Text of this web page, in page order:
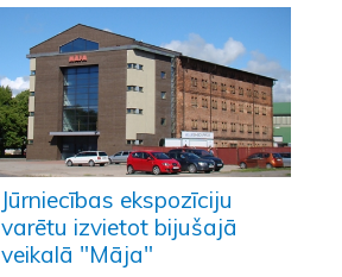
Jūrniecības ekspozīciju
varētu izvietot bijušajā
veikalā "Māja"